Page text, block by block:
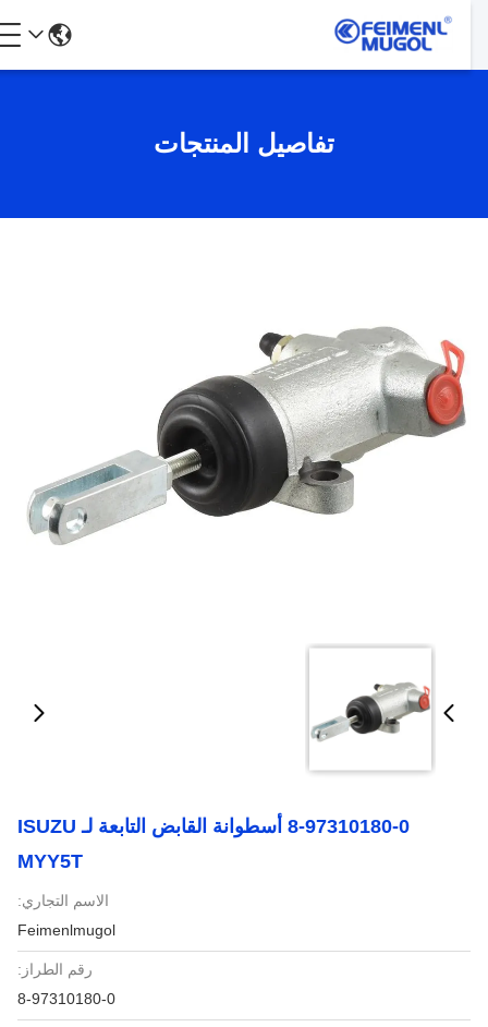
تفاصيل المنتجات
8-97310180-0 أسطوانة القابض التابعة لـ ISUZU
MYY5T
الاسم التجاري:
Feimenlmugol
رقم الطراز:
8-97310180-0